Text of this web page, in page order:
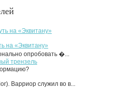
на «Эквитану»
на «Эквитану»
опробовать �...
трензель
Варриор служил во в...